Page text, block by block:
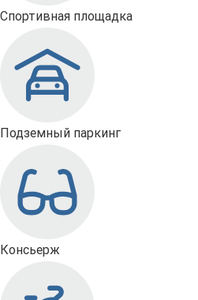
Спортивная площадка
Подземный паркинг
Консьерж